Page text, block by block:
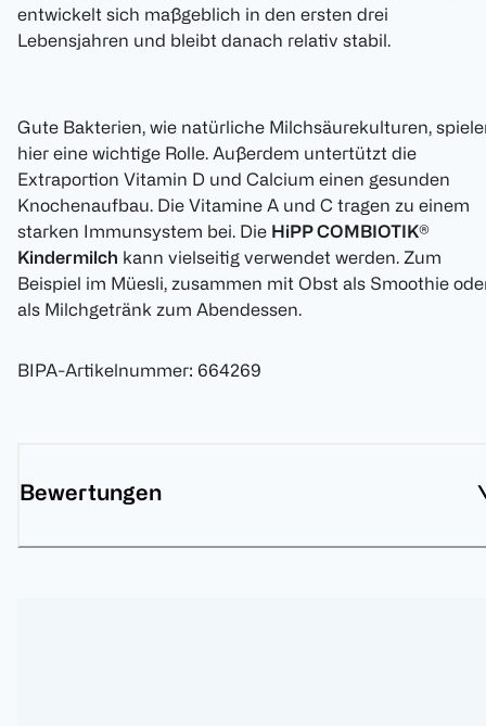
entwickelt sich maßgeblich in den ersten drei
Lebensjahren und bleibt danach relativ stabil.
Gute Bakterien, wie natürliche Milchsäurekulturen,
hier eine wichtige Rolle. Außerdem untertützt die
Extraportion Vitamin D und Calcium einen gesunden
Knochenaufbau. Die Vitamine A und C tragen zu einem
starken Immunsystem bei. Die HiPP COMBIOTIK®
Kindermilch kann vielseitig verwendet werden. Zum
Beispiel im Müesli, zusammen mit Obst als Smoothie
als Milchgetränk zum Abendessen.
BIPA-Artikelnummer: 664269
Bewertungen